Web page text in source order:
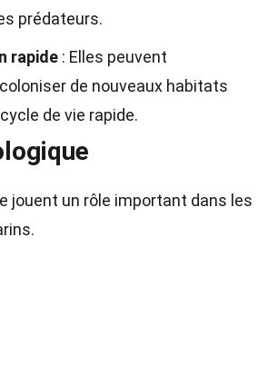
prédateurs.
rapide : Elles peuvent
de nouveaux habitats
de vie rapide.
jouent un rôle important dans les